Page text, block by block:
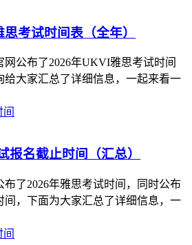
考试时间表（全年）
网公布了2026年UKVI雅思考试时间
给大家汇总了详细信息，一起来看一
报名截止时间（汇总）
了2026年雅思考试时间，同时公布
间，下面为大家汇总了详细信息，一